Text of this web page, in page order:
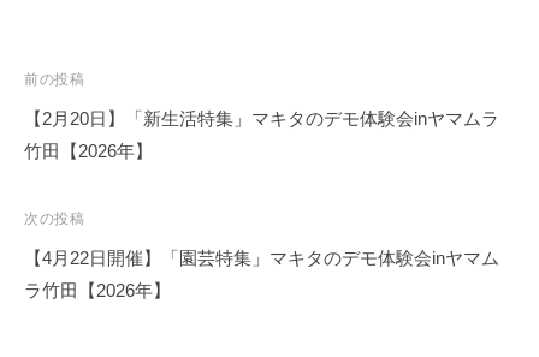
投
稿
ナ
ゲ
ー
シ
前の投稿
【2月20日】「新生活特集」マキタのデモ体験会inヤマムラ
竹田【2026年】
次の投稿
【4月22日開催】「園芸特集」マキタのデモ体験会inヤマム
ラ竹田【2026年】